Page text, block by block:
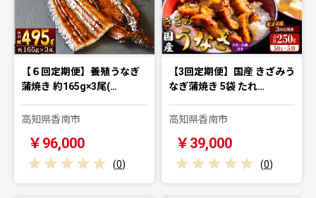
【６回定期便】養殖うなぎ
蒲焼き 約165g×3尾(…
高知県香南市
￥96,000
(0)
【3回定期便】国産 きざみう
なぎ蒲焼き 5袋 たれ…
高知県香南市
￥39,000
(0)